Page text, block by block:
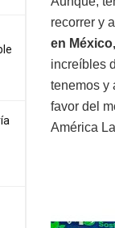
recorrer y
en
increíbles
tenemos y
favor del
América